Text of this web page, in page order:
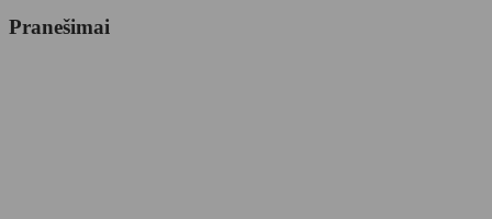
Pranešimai